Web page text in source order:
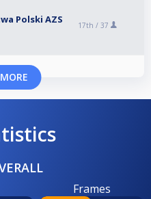
Polski AZS
17th / 37
Frames